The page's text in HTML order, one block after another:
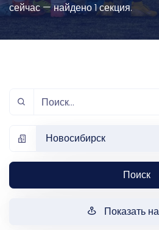
сейчас — найдено 1 секция.
Новосибирск
Поиск
Показать